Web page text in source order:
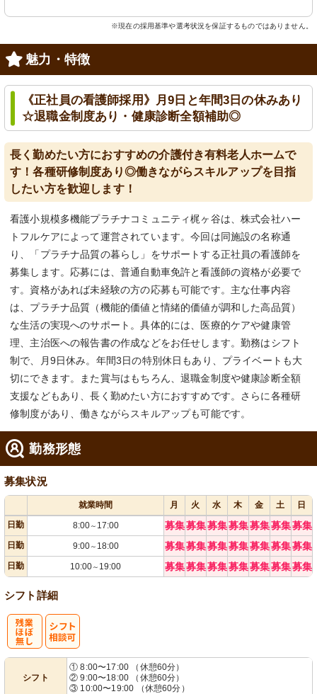
※現在の採用基準や選考状況を保証するものではありません。
魅力・特徴
《正社員の看護師採用》月9日と年間3日の休みあり
☆退職金制度あり・健康診断全額補助◎
長く勤めたい方におすすめの介護付き有料老人ホームで
す！各種研修制度あり◎働きながらスキルアップを目指
したい方を歓迎します！
看護小規模多機能プラチナコミュニティ梶ヶ谷は、株式会社ハー
トフルケアによって運営されています。今回は同施設の名称通
り、「プラチナ品質の暮らし」をサポートする正社員の看護師を
募集します。応募には、普通自動車免許と看護師の資格が必要で
す。資格があれば未経験の方の応募も可能です。主な仕事内容
は、プラチナ品質（機能的価値と情緒的価値が調和した高品質）
な生活の実現へのサポート。具体的には、医療的ケアや健康管
理、主治医への報告書の作成などをお任せします。勤務はシフト
制で、月9日休み。年間3日の特別休日もあり、プライベートも大
切にできます。また賞与はもちろん、退職金制度や健康診断全額
支援などもあり、長く勤めたい方におすすめです。さらに各種研
修制度があり、働きながらスキルアップも可能です。
勤務形態
募集状況
就業時間 月 火 水 木 金 土
日
日勤
8:00～ 17:00 募集募集募集募集募集募集募集
日勤 9:00～ 18:00 募集募集募集募集募集募集募集
日勤 10:00～ 19:00 募集募集募集募集募集募集募集
シフト詳細
シフト
① 8:00〜17:00 （休憩60分）
② 9:00〜18:00 （休憩60分）
③ 10:00〜19:00 （休憩60分）